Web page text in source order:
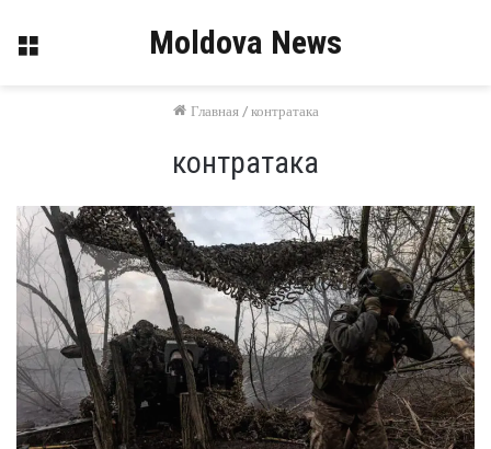
Меню Moldova News
Главная / контратака
контратака